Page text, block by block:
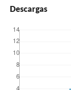
Descargas